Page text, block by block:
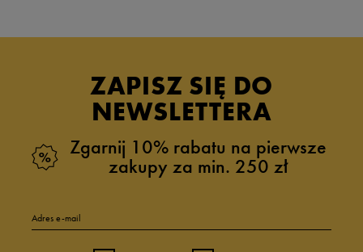
ZAPISZ SIĘ DO
NEWSLETTERA
Zgarnij 10% rabatu na pierwsze
zakupy za min. 250 zł
Adres e-mail